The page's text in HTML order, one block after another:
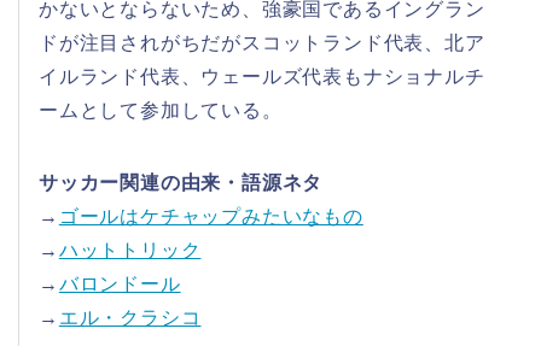
かないとならないため、強豪国であるイングラン
ドが注目されがちだがスコットランド代表、北ア
イルランド代表、ウェールズ代表もナショナルチ
ームとして参加している。
サッカー関連の由来・語源ネタ
→ ゴールはケチャップみたいなもの
→ ハットトリック
→ バロンドール
→ エル・クラシコ